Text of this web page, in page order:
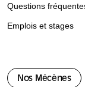
Nos Mécènes
Questions
Emplois et stages